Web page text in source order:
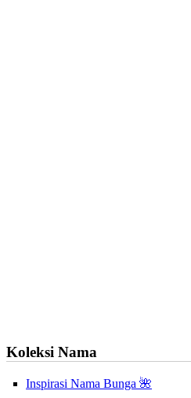
Koleksi Nama
Inspirasi Nama Bunga 🌺